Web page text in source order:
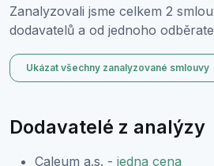
Zanalyzovali jsme celkem 2
dodavatelů a od jednoho
Ukázat všechny zanalyzované smlouvy
Dodavatelé z analýzy
Caleum a.s. - jedna cena